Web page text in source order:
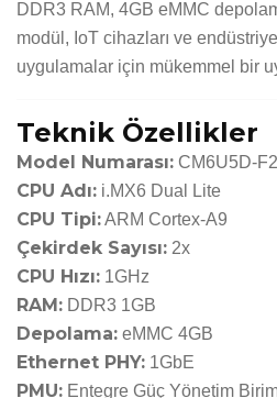
DDR3 RAM, 4GB eMMC
modül, IoT cihazları ve
uygulamalar için mükemmel bir
Teknik Özellikler
Model Numarası: CM6U5D-F2
CPU Adı: i.MX6 Dual Lite
CPU Tipi:ARM Cortex-A9
Çekirdek Sayısı: 2x
CPU Hızı: 1GHz
RAM: DDR3 1GB
Depolama: eMMC 4GB
Ethernet PHY: 1GbE
PMU: Entegre Güç Yönetim